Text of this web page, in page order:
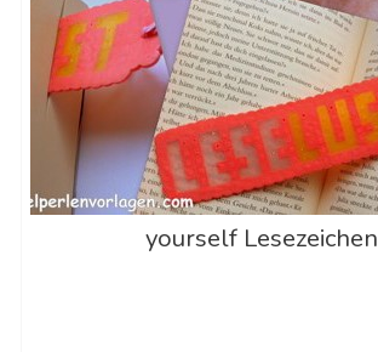
yourself Lesezeichen